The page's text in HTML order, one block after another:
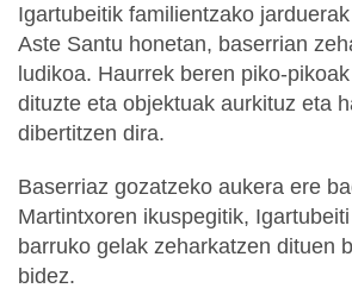
Igartubeitik familientzako
Aste Santu honetan, baserrian
ludikoa. Haurrek beren piko-
dituzte eta objektuak aurkituz eta
dibertitzen dira.
Baserriaz gozatzeko aukera ere
Martintxoren ikuspegitik,
barruko gelak zeharkatzen dituen
bidez.